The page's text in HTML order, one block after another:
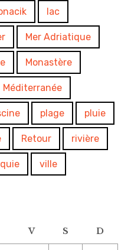
lac
Mer Adriatique
Monastère
Méditerranée
plage pluie
Retour rivière
ville
V S D